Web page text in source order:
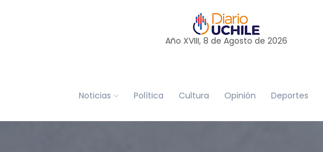
Año XVIII, 8 de Agosto de 2026
Noticias Política Cultura Opinión Deportes